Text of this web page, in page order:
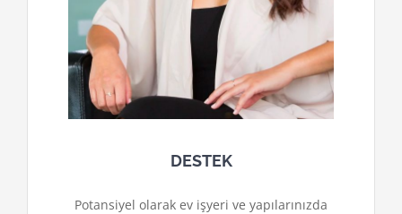
DESTEK
Potansiyel olarak ev işyeri ve yapılarınızda